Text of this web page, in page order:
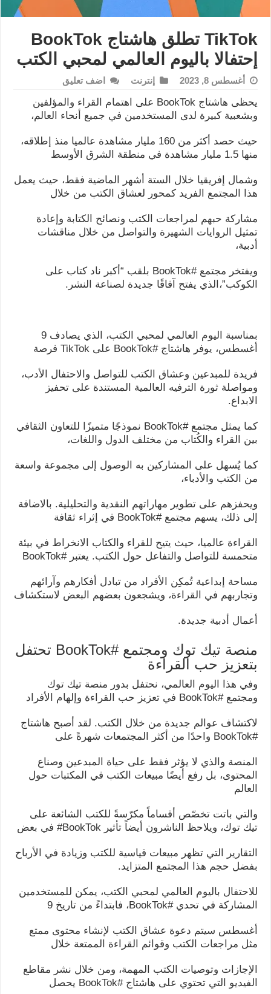
TikTok تطلق هاشتاج BookTok
إحتفالا باليوم العالمي لمحبي الكتب
أغسطس 8, 2023 إنترنت اضف تعليق
يحظى هاشتاج BookTok على اهتمام القراء والمؤلفين
وبشعبية كبيرة لدى المستخدمين في جميع أنحاء العالم،
حيث حصد أكثر من 160 مليار مشاهدة عالميا منذ إطلاقه،
منها 1.5 مليار مشاهدة في منطقة الشرق الأوسط
وشمال إفريقيا خلال الستة أشهر الماضية فقط، حيث يعمل
هذا المجتمع الفريد كمحور لعشاق الكتب من خلال
مشاركة حبهم لمراجعات الكتب ونصائح الكتابة وإعادة
تمثيل الروايات الشهيرة والتواصل من خلال مناقشات
أدبية،
ويفتخر مجتمع #BookTok بلقب “أكبر ناد كتاب على
الكوكب”،الذي يفتح آفاقًا جديدة لصناعة النشر.
بمناسبة اليوم العالمي لمحبي الكتب، الذي يصادف 9
أغسطس، يوفر هاشتاج #BookTok على TikTok فرصة
فريدة للمبدعين وعشاق الكتب للتواصل والاحتفال الأدب،
ومواصلة ثورة الترفيه العالمية المستندة على تحفيز
الابداع.
كما يمثل مجتمع #BookTok نموذجًا متميزًا للتعاون الثقافي
بين القراء والكُتاب من مختلف الدول واللغات،
كما يُسهل على المشاركين به الوصول إلى مجموعة واسعة
من الكتب والأدباء،
ويحفزهم على تطوير مهاراتهم النقدية والتحليلية. بالاضافة
إلى ذلك، يسهم مجتمع #BookTok في إثراء ثقافة
القراءة عالميا، حيث يتيح للقراء والكتاب الانخراط في بيئة
متحمسة للتواصل والتفاعل حول الكتب. يعتبر #BookTok
مساحة إبداعية تُمكِن الأفراد من تبادل أفكارهم وآرائهم
وتجاربهم في القراءة، ويشجعون بعضهم البعض لاستكشاف
أعمال أدبية جديدة.
منصة تيك توك ومجتمع #BookTok تحتفل
بتعزيز حب القراءة
وفي هذا اليوم العالمي، نحتفل بدور منصة تيك توك
ومجتمع #BookTok في تعزيز حب القراءة وإلهام الأفراد
لاكتشاف عوالم جديدة من خلال الكتب. لقد أصبح هاشتاج
#BookTok واحدًا من أكثر المجتمعات شهرةً على
المنصة والذي لا يؤثر فقط على حياة المبدعين وصناع
المحتوى، بل رفع أيضًا مبيعات الكتب في المكتبات حول
العالم
والتي باتت تخصّص أقساماً مكرّسةً للكتب الشائعة على
تيك توك، ويلاحظ الناشرون أيضاً تأثير BookTok# في بعض
التقارير التي تظهر مبيعات قياسية للكتب وزيادة في الأرباح
بفضل حجم هذا المجتمع المتزايد.
للاحتفال باليوم العالمي لمحبي الكتب، يمكن للمستخدمين
المشاركة في تحدي #BookTok، فابتداءً من تاريخ 9
أغسطس سيتم دعوة عشاق الكتب لإنشاء محتوى ممتع
مثل مراجعات الكتب وقوائم القراءة الممتعة خلال
الإجازات وتوصيات الكتب المهمة، ومن خلال نشر مقاطع
الفيديو التي تحتوي على هاشتاج #BookTok يحصل